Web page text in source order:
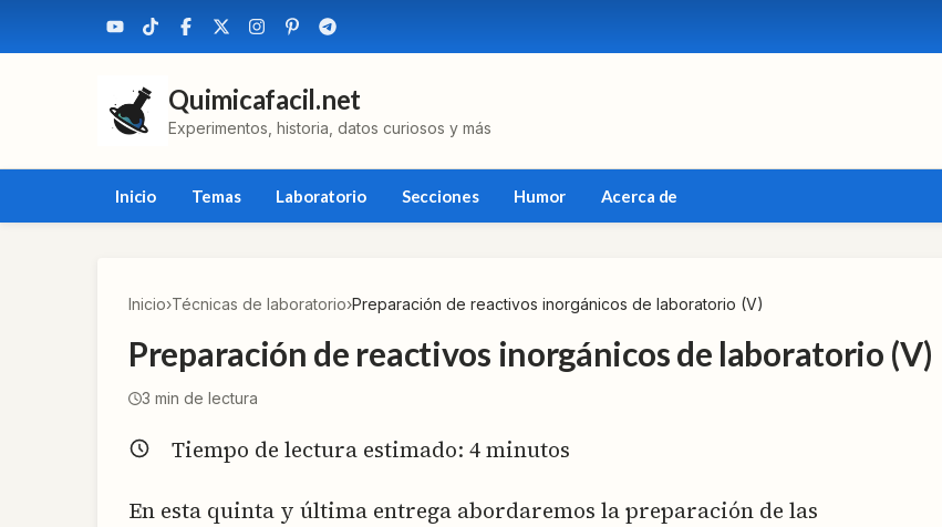
Quimicafacil.net
Experimentos, historia, datos curiosos y más
Inicio Temas Laboratorio Secciones Humor Acerca de
Inicio›Técnicas de laboratorio›Preparación de reactivos inorgánicos de laboratorio (V)
Preparación de reactivos inorgánicos de laboratorio (V)
3 min de lectura
Tiempo de lectura estimado: 4minutos
En esta quinta y última entrega abordaremos la preparación de las